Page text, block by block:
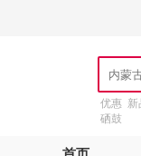
优惠 新
硒鼓